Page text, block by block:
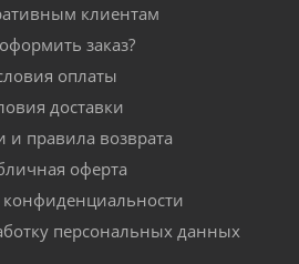
клиентам
заказ?
оплаты
доставки
и правила возврата
оферта
персональных данных